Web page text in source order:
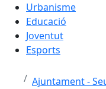
Urbanisme
Educació
Joventut
Esports
Ajuntament -